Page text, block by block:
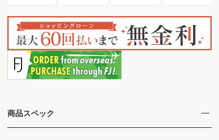
商品スペック